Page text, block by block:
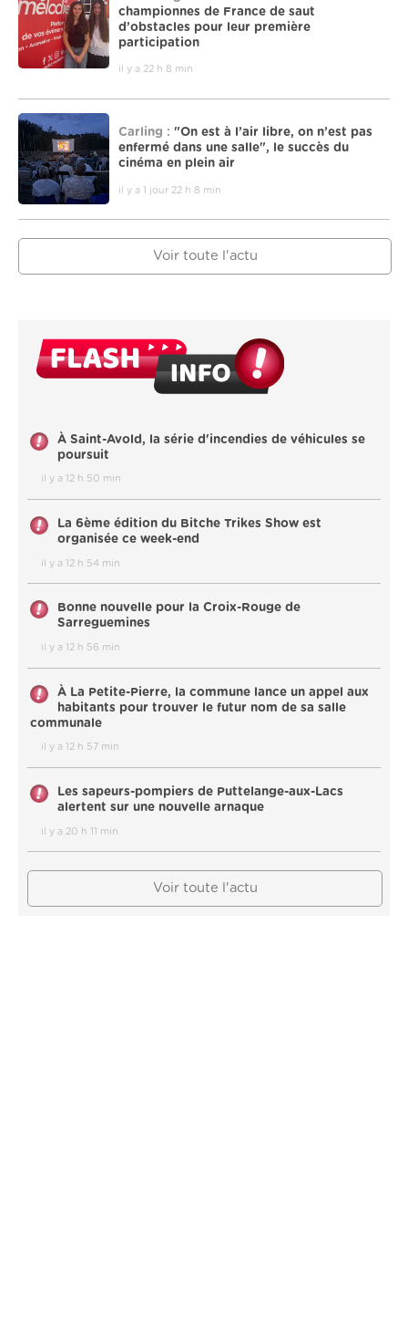
championnes de France de saut
d’obstacles pour leur première
participation
il y a 22 h 8 min
Carling : "On est à l’air libre, on n’est pas
enfermé dans une salle", le succès du
cinéma en plein air
il y a 1 jour 22 h 8 min
Voir toute l'actu
À Saint-Avold, la série d'incendies de véhicules se
poursuit
il y a 12 h 50 min
La 6ème édition du Bitche Trikes Show est
organisée ce week-end
il y a 12 h 54 min
Bonne nouvelle pour la Croix-Rouge de
Sarreguemines
il y a 12 h 56 min
À La Petite-Pierre, la commune lance un appel aux
habitants pour trouver le futur nom de sa salle
communale
il y a 12 h 57 min
Les sapeurs-pompiers de Puttelange-aux-Lacs
alertent sur une nouvelle arnaque
il y a 20 h 11 min
Voir toute l'actu